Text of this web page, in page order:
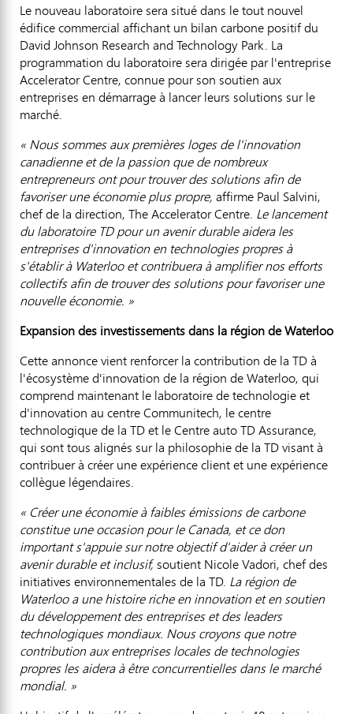
Le nouveau laboratoire sera situé dans le tout nouvel
édifice commercial affichant un bilan carbone positif du
David Johnson Research and Technology Park. La
programmation du laboratoire sera dirigée par l'entreprise
Accelerator Centre, connue pour son soutien aux
entreprises en démarrage à lancer leurs solutions sur le
marché.
« Nous sommes aux premières loges de l'innovation
canadienne et de la passion que de nombreux
entrepreneurs ont pour trouver des solutions afin de
favoriser une économie plus propre, affirme Paul Salvini,
chef de la direction, The Accelerator Centre. Le lancement
du laboratoire TD pour un avenir durable aidera les
entreprises d'innovation en technologies propres à
s'établir à Waterloo et contribuera à amplifier nos efforts
collectifs afin de trouver des solutions pour favoriser une
nouvelle économie. »
Expansion des investissements dans la région de Waterloo
Cette annonce vient renforcer la contribution de la TD à
l'écosystème d'innovation de la région de Waterloo, qui
comprend maintenant le laboratoire de technologie et
d'innovation au centre Communitech, le centre
technologique de la TD et le Centre auto TD Assurance,
qui sont tous alignés sur la philosophie de la TD visant à
contribuer à créer une expérience client et une expérience
collègue légendaires.
« Créer une économie à faibles émissions de carbone
constitue une occasion pour le Canada, et ce don
important s'appuie sur notre objectif d'aider à créer un
avenir durable et inclusif,soutient Nicole Vadori, chef des
initiatives environnementales de la TD. La région de
Waterloo a une histoire riche en innovation et en soutien
du développement des entreprises et des leaders
technologiques mondiaux. Nous croyons que notre
contribution aux entreprises locales de technologies
propres les aidera à être concurrentielles dans le marché
mondial. »